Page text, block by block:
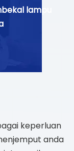
lampu
keperluan
anda